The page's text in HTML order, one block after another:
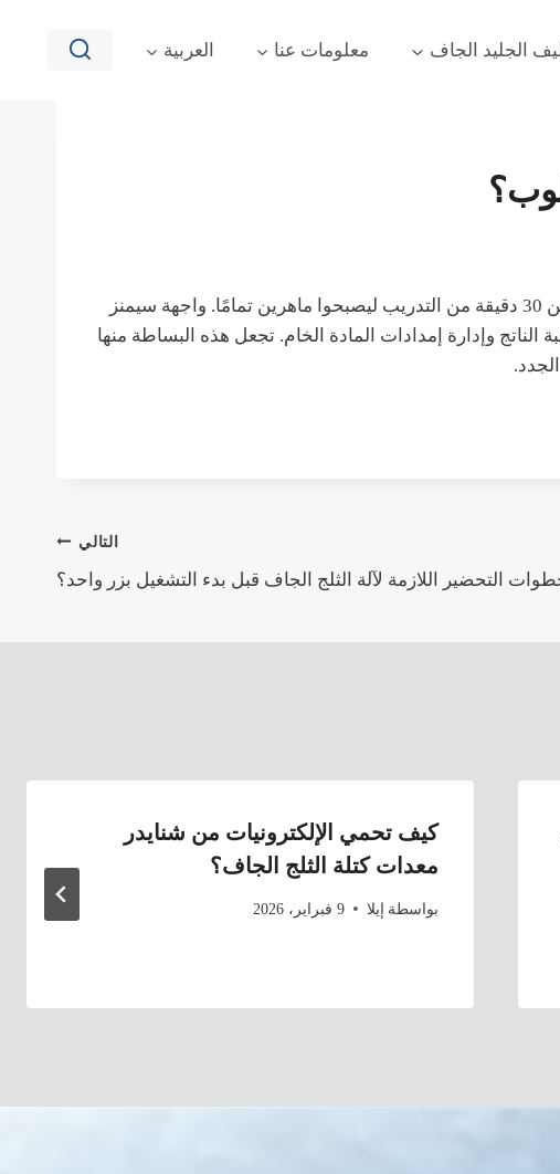
الجليد الجاف معلومات عنا العربية
تشغيل معداتنا بسيط للغاية لأنه عبارة عن آلة ثلج جاف أوتوماتيكية حقيقية. يتطلب معظم المشغلين الجدد أقل من 30 دقيقة من التدريب ليصبحوا ماهرين تمامًا. واجهة سيمنز
وإدارة إمدادات المادة الخام. تجعل هذه البساطة منها
التالي
التحضير اللازمة لآلة الثلج الجاف قبل بدء التشغيل بزر واحد؟
كيف تحمي الإلكترونيات من شنايدر
معدات كتلة الثلج الجاف؟
بواسطة إيلا 9 فبراير، 2026